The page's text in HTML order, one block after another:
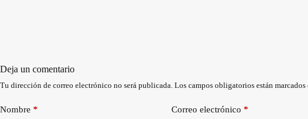
Deja un comentario
Tu dirección de correo electrónico no será publicada. Los campos obligatorios están marcados
Nombre * Correo electrónico *